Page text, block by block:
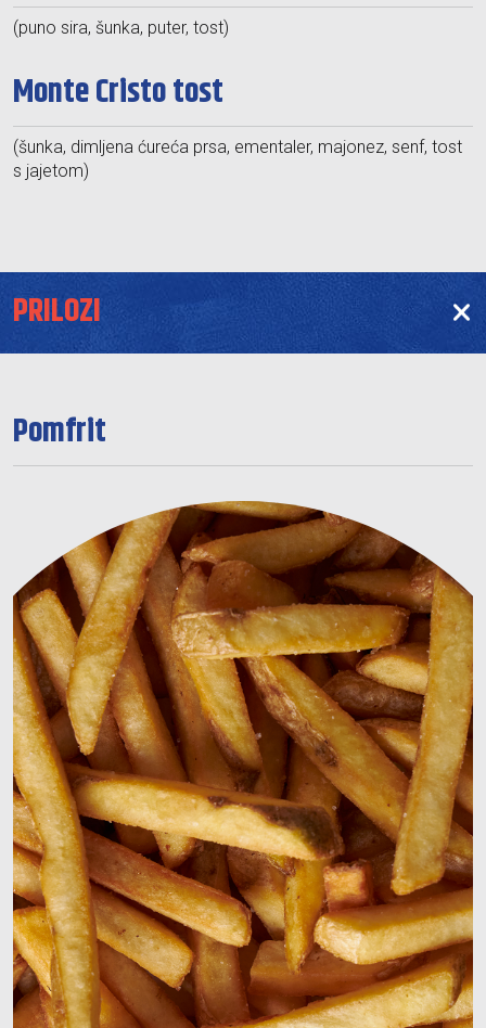
(puno sira, šunka, puter, tost)
Monte Cristo tost
(šunka, dimljena ćureća prsa, ementaler, majonez, senf, tost
s jajetom)
PRILOZI
Pomfrit